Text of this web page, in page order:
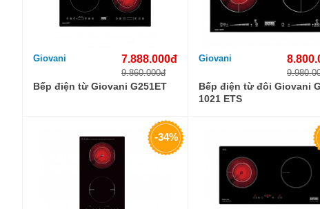
Giovani 7.888.000đ
9.860.000đ
Bếp điện từ Giovani G251ET
Giovani
Bếp điện từ đôi Giovani
1021 ETS
-34%